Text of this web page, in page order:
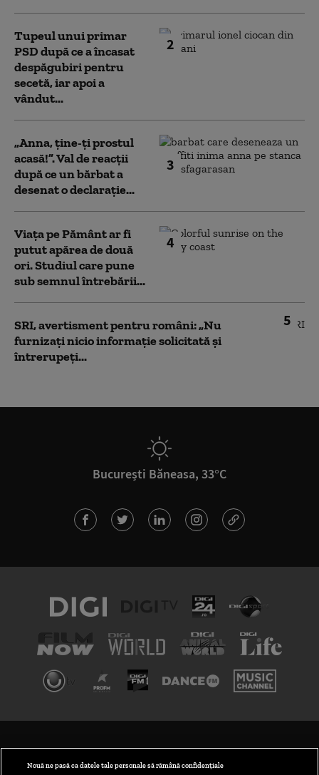
2
Tupeul unui primar
PSD după ce a încasat
despăgubiri pentru
secetă, iar apoi a
vândut...
3
„Anna, ţine-ţi prostul
acasă!”. Val de reacții
după ce un bărbat a
desenat o declarație...
4
Viața pe Pământ ar fi
putut apărea de două
ori. Studiul care pune
sub semnul întrebării...
5
SRI, avertisment pentru români: „Nu
furnizați nicio informație solicitată și
întrerupeți...
București Băneasa, 33°C
Nouă ne pasă ca datele tale personale să rămână confidențiale